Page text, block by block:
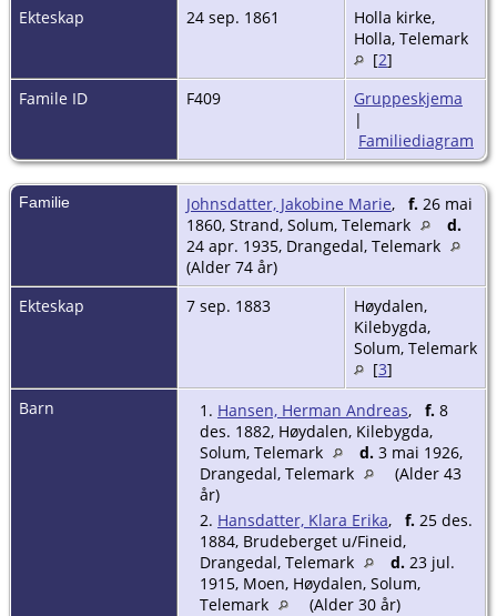
Ekteskap
24 sep. 1861
Holla kirke,
Holla, Telemark
[2]
Famile ID
F409
Gruppeskjema
|
Familiediagram
Familie Johnsdatter, Jakobine Marie, f. 26 mai
1860, Strand, Solum, Telemark
d.
24 apr. 1935, Drangedal, Telemark
(Alder 74 år)
Ekteskap
7 sep. 1883
Høydalen,
Kilebygda,
Solum, Telemark
[3]
Barn
1. Hansen, Herman Andreas, f. 8
des. 1882, Høydalen, Kilebygda,
Solum, Telemark
d. 3 mai 1926,
Drangedal, Telemark
(Alder 43
år)
2. Hansdatter, Klara Erika, f. 25 des.
1884, Brudeberget u/Fineid,
Drangedal, Telemark
d. 23 jul.
1915, Moen, Høydalen, Solum,
Telemark
(Alder 30 år)